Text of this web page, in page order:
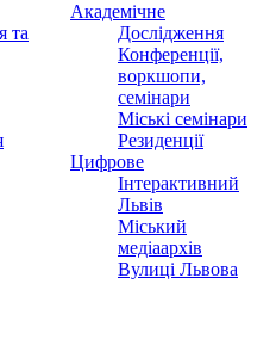
та
Академічне
Дослідження
Конференції,
воркшопи,
семінари
Міські семінари
Резиденції
Цифрове
Інтерактивний
Львів
Міський
медіаархів
Вулиці Львова